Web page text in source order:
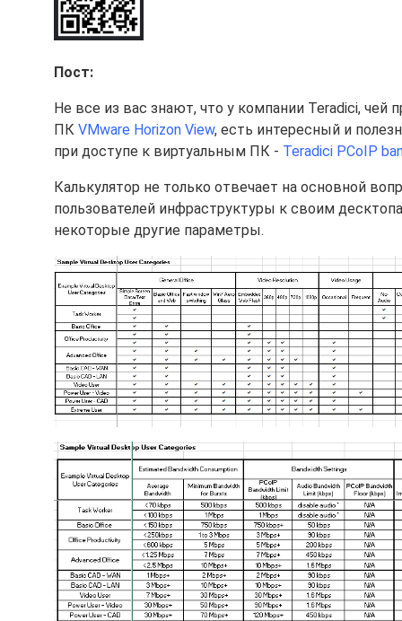
Пост:
Не все из вас знают, что у компании Teradici, чей
ПК VMware Horizon View, есть интересный и
при доступе к виртуальным ПК - Teradici PCoIP
Калькулятор не только отвечает на основной
пользователей инфраструктуры к своим
некоторые другие параметры.